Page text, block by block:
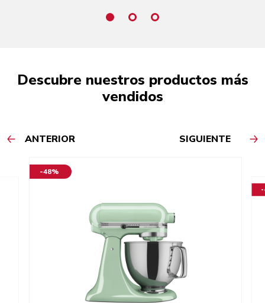
Descubre nuestros productos más
vendidos
ANTERIOR SIGUIENTE
-48%
-